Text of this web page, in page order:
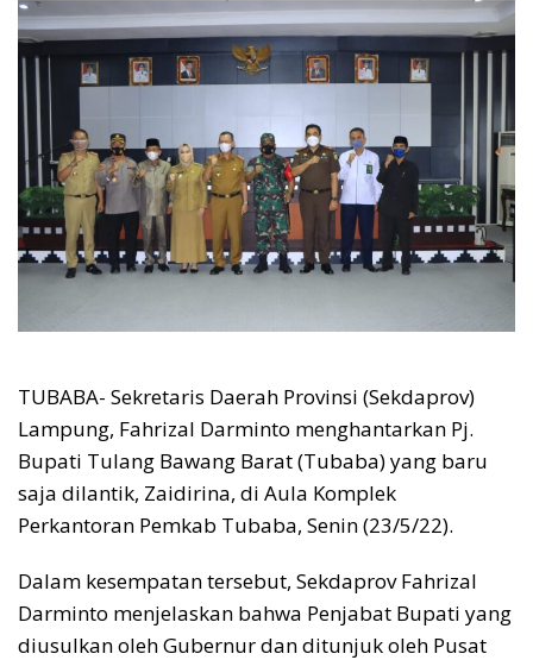
TUBABA- Sekretaris Daerah Provinsi (Sekdaprov)
Lampung, Fahrizal Darminto menghantarkan Pj.
Bupati Tulang Bawang Barat (Tubaba) yang baru
saja dilantik, Zaidirina, di Aula Komplek
Perkantoran Pemkab Tubaba, Senin (23/5/22).
Dalam kesempatan tersebut, Sekdaprov Fahrizal
Darminto menjelaskan bahwa Penjabat Bupati yang
diusulkan oleh Gubernur dan ditunjuk oleh Pusat